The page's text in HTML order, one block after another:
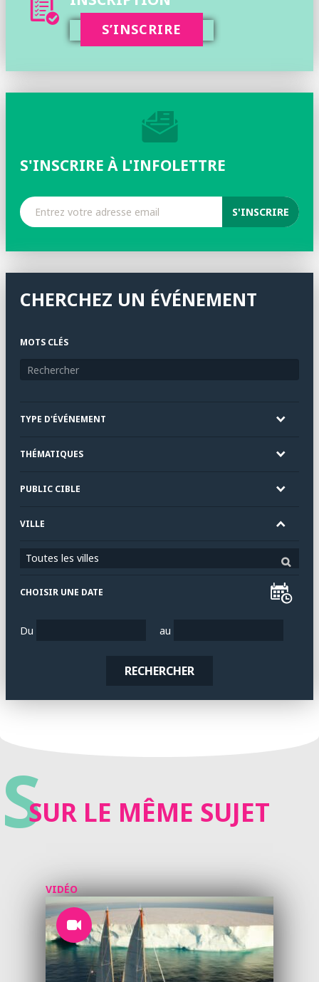
S’INSCRIRE
S'INSCRIRE À L'INFOLETTRE
CHERCHEZ UN ÉVÉNEMENT
MOTS CLÉS
TYPE D'ÉVÉNEMENT
THÉMATIQUES
PUBLIC CIBLE
VILLE
Toutes les villes
CHOISIR UNE DATE
Du au
RECHERCHER
SSUR LE MÊME SUJET
VIDÉO